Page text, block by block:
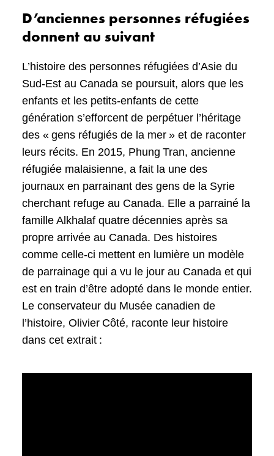
D’anciennes personnes réfugiées
donnent au suivant
L’histoire des personnes réfugiées d’Asie du
Sud-Est au Canada se poursuit, alors que les
enfants et les petits-enfants de cette
génération s’efforcent de perpétuer l’héritage
des « gens réfugiés de la mer » et de raconter
leurs récits. En 2015, Phung Tran, ancienne
réfugiée malaisienne, a fait la une des
journaux en parrainant des gens de la Syrie
cherchant refuge au Canada. Elle a parrainé la
famille Alkhalaf quatre décennies après sa
propre arrivée au Canada. Des histoires
comme celle-ci mettent en lumière un modèle
de parrainage qui a vu le jour au Canada et qui
est en train d’être adopté dans le monde entier.
Le conservateur du Musée canadien de
l’histoire, Olivier Côté, raconte leur histoire
dans cet extrait :